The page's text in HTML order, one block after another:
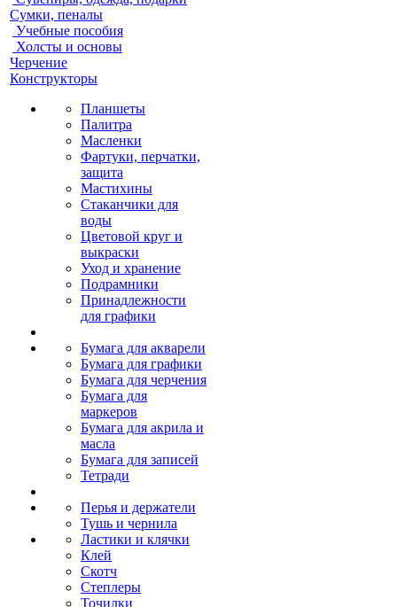
Сумки, пеналы
Учебные пособия
Холсты и основы
Черчение
Конструкторы
Планшеты
Палитра
Масленки
Фартуки, перчатки,
защита
Мастихины
Стаканчики для
воды
Цветовой круг и
выкраски
Уход и хранение
Подрамники
Принадлежности
для графики
Бумага для акварели
Бумага для графики
Бумага для черчения
Бумага для
маркеров
Бумага для акрила и
масла
Бумага для записей
Тетради
Перья и держатели
Тушь и чернила
Ластики и клячки
Клей
Скотч
Степлеры
Точилки